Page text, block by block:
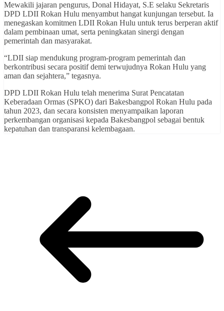
Mewakili jajaran pengurus, Donal Hidayat, S.E selaku Sekretaris
DPD LDII Rokan Hulu menyambut hangat kunjungan tersebut. Ia
menegaskan komitmen LDII Rokan Hulu untuk terus berperan aktif
dalam pembinaan umat, serta peningkatan sinergi dengan
pemerintah dan masyarakat.
“LDII siap mendukung program-program pemerintah dan
berkontribusi secara positif demi terwujudnya Rokan Hulu yang
aman dan sejahtera,” tegasnya.
DPD LDII Rokan Hulu telah menerima Surat Pencatatan
Keberadaan Ormas (SPKO) dari Bakesbangpol Rokan Hulu pada
tahun 2023, dan secara konsisten menyampaikan laporan
perkembangan organisasi kepada Bakesbangpol sebagai bentuk
kepatuhan dan transparansi kelembagaan.